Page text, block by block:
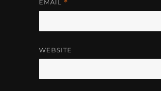
EMAIL *
WEBSITE